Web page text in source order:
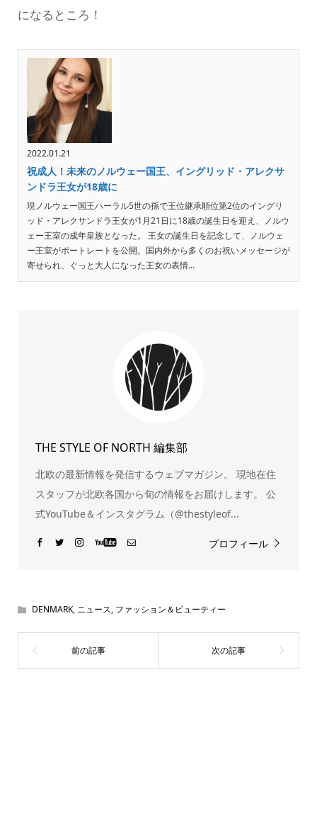
になるところ！
2022.01.21
祝成人！未来のノルウェー国王、イングリッド・アレクサ
ンドラ王女が18歳に
現ノルウェー国王ハーラル5世の孫で王位継承順位第2位のイングリ
ッド・アレクサンドラ王女が1月21日に18歳の誕生日を迎え、ノルウ
ェー王室の成年皇族となった。 王女の誕生日を記念して、ノルウェ
ー王室がポートレートを公開。国内外から多くのお祝いメッセージが
寄せられ、ぐっと大人になった王女の表情...
THE STYLE OF NORTH 編集部
北欧の最新情報を発信するウェブマガジン。 現地在住
スタッフが北欧各国から旬の情報をお届けします。 公
式YouTube＆インスタグラム（@thestyleof...
プロフィール
DENMARK, ニュース, ファッション＆ビューティー